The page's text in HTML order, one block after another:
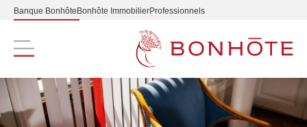
Banque Bonhôte Bonhôte ImmobilierProfessionnels
Navigation principale